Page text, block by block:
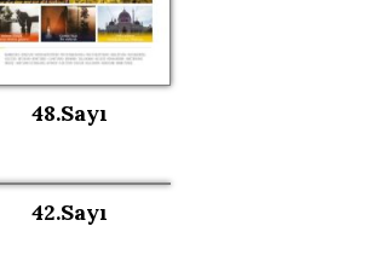
48.Sayı
42.Sayı